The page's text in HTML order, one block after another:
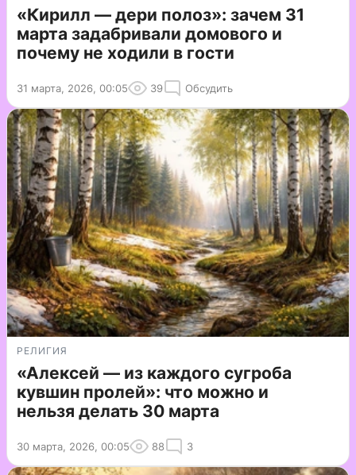
«Кирилл — дери полоз»: зачем 31
марта задабривали домового и
почему не ходили в гости
31 марта, 2026, 00:05 39 Обсудить
РЕЛИГИЯ
«Алексей — из каждого сугроба
кувшин пролей»: что можно и
нельзя делать 30 марта
30 марта, 2026, 00:05 88 3